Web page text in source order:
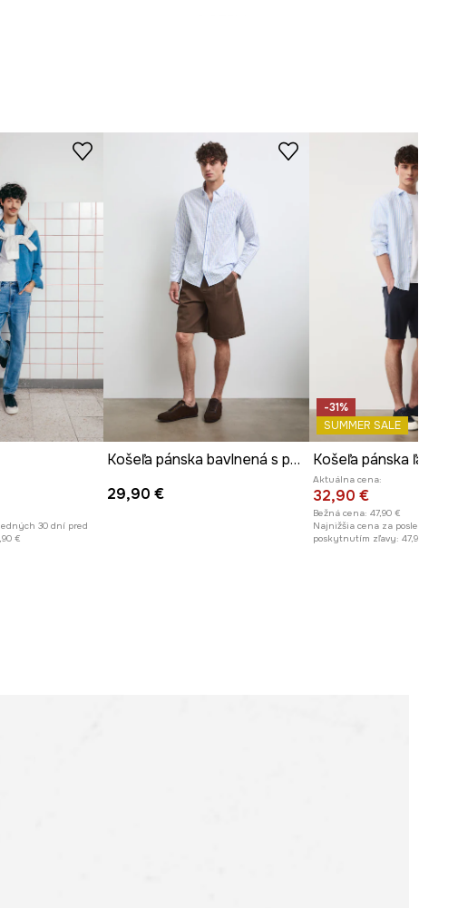
ROZMERY
Model je vysoký 191 cm a má na
sebe veľkosť M
Pozrite si rozmery produktu
30 dní pred
€
Košeľa pánska bavlnená s pásikavým vzorom
29,90 €
-31%
SUMMER SALE
Košeľa pánska ľanová
Aktuálna cena:
32,90 €
Bežná cena: 47,90 €
Najnižšia cena za posledných
poskytnutím zľavy: 47,90 €